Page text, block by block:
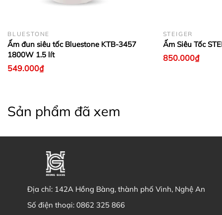
BLUESTONE
Ấm đun siêu tốc Bluestone KTB-3457
1800W 1.5 lít
549.000₫
STEIGER
Ấm Siêu Tốc
850.000₫
Sản phẩm đã xem
Địa chỉ: 142A Hồng Bàng, thành phố Vinh, Nghệ An
Số điện thoại: 0862 325 866